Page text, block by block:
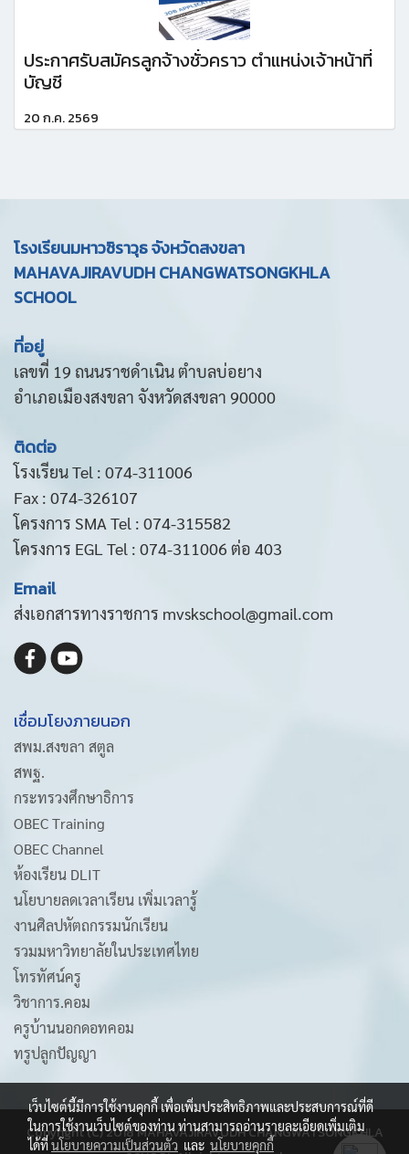
ประกาศรับสมัครลูกจ้างชั่วคราว ตำแหน่งเจ้าหน้าที่
บัญชี
20 ก.ค. 2569
โรงเรียนมหาวชิราวุธ จังหวัดสงขลา
MAHAVAJIRAVUDH CHANGWATSONGKHLA
SCHOOL
ที่อยู่
เลขที่ 19 ถนนราชดำเนิน ตำบลบ่อยาง
อำเภอเมืองสงขลา จังหวัดสงขลา 90000
ติดต่อ
โรงเรียน Tel : 074-311006
Fax : 074-326107
โครงการ SMA Tel : 074-315582
โครงการ EGL Tel : 074-311006 ต่อ 403
Email
ส่งเอกสารทางราชการ mvskschool@gmail.com
เชื่อมโยงภายนอก
สพม.สงขลา สตูล
สพฐ.
กระทรวงศึกษาธิการ
OBEC Training
OBEC Channel
ห้องเรียน DLIT
นโยบายลดเวลาเรียน เพิ่มเวลารู้
งานศิลปหัตถกรรมนักเรียน
รวมมหาวิทยาลัยในประเทศไทย
โทรทัศน์ครู
วิชาการ.คอม
ครูบ้านนอกดอทคอม
ทรูปลูกปัญญา
Copyright (C) 2018 MAHAVAJIRAVUDH CHANGWATSONGKHLA
เว็บไซต์นี้มีการใช้งานคุกกี้ เพื่อเพิ่มประสิทธิภาพและประสบการณ์ที่ดี
ในการใช้งานเว็บไซต์ของท่าน ท่านสามารถอ่านรายละเอียดเพิ่มเติม
ได้ที่นโยบายความเป็นส่วนตัว และ นโยบายคุกกี้